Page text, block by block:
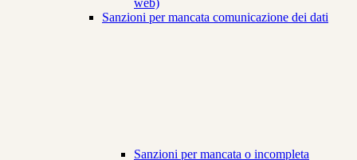
web)
Sanzioni per mancata comunicazione dei dati
Sanzioni per mancata o incompleta